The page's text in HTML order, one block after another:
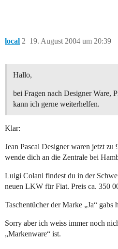
local 19. August 2004 um 20:39
2
Hallo,
bei Fragen nach Designer Ware,
kann ich gerne weiterhelfen.
Klar:
Jean Pascal Designer waren jetzt zu
wende dich an die Zentrale bei
Luigi Colani findest du in der
neuen LKW für Fiat. Preis ca. 350
Taschentücher der Marke „Ja“
Sorry aber ich weiss immer noch
„Markenware“ ist.